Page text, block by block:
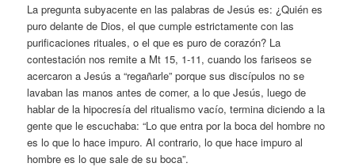
La pregunta subyacente en las palabras de Jesús es: ¿Quién es
puro delante de Dios, el que cumple estrictamente con las
purificaciones rituales, o el que es puro de corazón? La
contestación nos remite a Mt 15, 1-11, cuando los fariseos se
acercaron a Jesús a “regañarle” porque sus discípulos no se
lavaban las manos antes de comer, a lo que Jesús, luego de
hablar de la hipocresía del ritualismo vacío, termina diciendo a la
gente que le escuchaba: “Lo que entra por la boca del hombre no
es lo que lo hace impuro. Al contrario, lo que hace impuro al
hombre es lo que sale de su boca”.